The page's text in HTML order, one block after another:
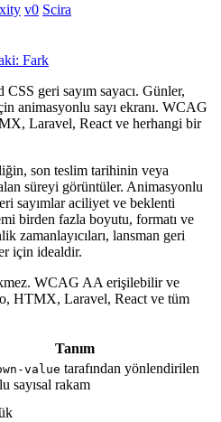
v0 Scira
Fark
geri sayım sayacı. Günler,
animasyonlu sayı ekranı. WCAG
Laravel, React ve herhangi bir
son teslim tarihinin veya
süreyi görüntüler. Animasyonlu
sayımlar aciliyet ve beklenti
birden fazla boyutu, formatı ve
zamanlayıcıları, lansman geri
için idealdir.
WCAG AA erişilebilir ve
HTMX, Laravel, React ve tüm
Tanım
value tarafından yönlendirilen
sayısal rakam